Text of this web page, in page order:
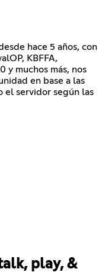
hace 5 años, con
KBFFA,
y muchos más, nos
en base a las
el servidor según las
play, &